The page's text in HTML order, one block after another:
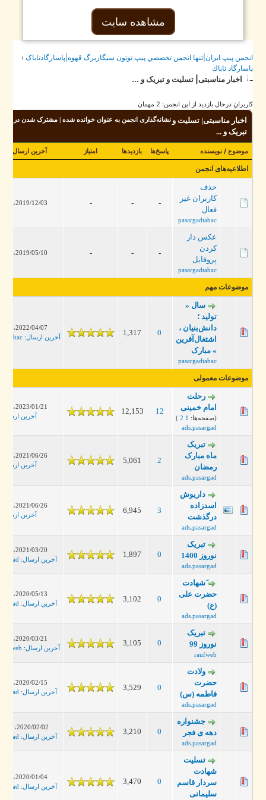
مشاهده سایت
پيپ ايران|تنها انجمن تخصصي پيپ توتون سيگاربرگ قهوه|پاسارگادتاباک›
تاباك
اخبار مناسبتی| تسلیت و تبریک و ...
درحال بازدید از این انجمن: 2 مهمان
نشانه‌گذاری انجمن به عنوان خوانده شده| مشترک شدن در این انجمن
اخبار مناسبتی| تسلیت و
تبریک و ...
موضوع/نویسنده پاسخ‌ها بازدید‌ها آخرین ارسال [ صعودی
اطلاعیه‌های انجمن
کاربران غیر
pasargadtabac
2019/12/03، 12:58 PM
عکس دار
کردن
پروفایل
pasargadtabac
2019/05/10، 02:08 PM
موضوعات مهم
سال «
تولید ؛
دانش‌بنیان ،
اشتغال‌آفرین
» مبارک
pasargadtabac
0
1,317
2022/04/07، 12:56 PM
آخرین ارسال :
pasargadtabac
موضوعات معمولی
رحلت
امام خمینی
(صفحه‌ها:1
2
)
ads.pasargad
12
12,153
2023/01/21، 10:59 PM
آخرین ارسال :
broid
تبریک
ماه مبارک
رمضان
ads.pasargad
5,061
2021/06/26، 09:21 PM
آخرین ارسال :
jergis
داریوش
اسدزاده
درگذشت
ads.pasargad
6,945
2021/06/26، 09:19 PM
آخرین ارسال :
jergis
تبریک
نوروز 1400
ads.pasargad
1,897
2021/03/20، 08:12 PM
آخرین ارسال :
ads.pasargad
َشهادت
حضرت علی
ads.pasargad
0
3,102
2020/05/13، 01:42 PM
آخرین ارسال :
ads.pasargad
تبریک
نوروز 99
raufweb
3,105
2020/03/21، 07:36 PM
آخرین ارسال :
poshtibanweb
ولادت
حضرت
فاطمه (س)
ads.pasargad
3,529
2020/02/15، 01:36 PM
آخرین ارسال :
ads.pasargad
جشنواره
دهه ی فجر
ads.pasargad
3,210
2020/02/02، 10:14 AM
آخرین ارسال :
ads.pasargad
تسلیت
شهادت
سردار قاسم
سلیمانی
0
3,470
2020/01/04، 02:12 PM
آخرین ارسال :
ads.pasargad